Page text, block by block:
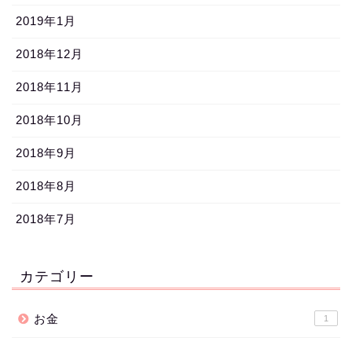
2019年1月
2018年12月
2018年11月
2018年10月
2018年9月
2018年8月
2018年7月
カテゴリー
お金 1